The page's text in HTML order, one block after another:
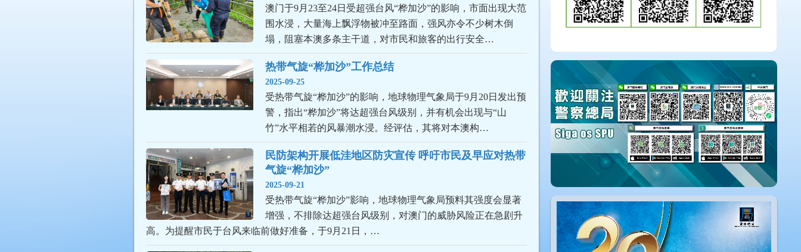
澳门于9月23至24日受超强台风“桦加沙”的影响，市面出现大范
围水浸，大量海上飘浮物被冲至路面，强风亦令不少树木倒
塌，阻塞本澳多条主干道，对市民和旅客的出行安全…
热带气旋“桦加沙”工作总结
2025-09-25
受热带气旋“桦加沙”的影响，地球物理气象局于9月20日发出预
警，指出“桦加沙”将达超强台风级别，并有机会出现与“山
竹”水平相若的风暴潮水浸。经评估，其将对本澳构…
民防架构开展低洼地区防灾宣传 呼吁市民及早应对热带
气旋“桦加沙”
2025-09-21
受热带气旋“桦加沙”影响，地球物理气象局预料其强度会显著
增强，不排除达超强台风级别，对澳门的威胁风险正在急剧升
高。为提醒市民于台风来临前做好准备，于9月21日，…